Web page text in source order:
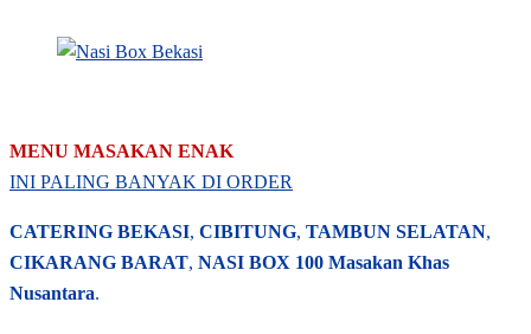
MENU MASAKAN ENAK
INI PALING BANYAK DI ORDER
CATERING BEKASI, CIBITUNG, TAMBUN SELATAN,
CIKARANG BARAT, NASI BOX 100 Masakan Khas
Nusantara.